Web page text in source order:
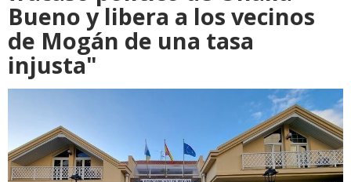
Bueno y libera a los vecinos
de Mogán de una tasa
injusta"